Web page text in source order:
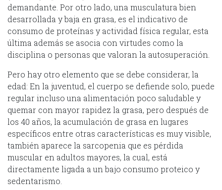
demandante. Por otro lado, una musculatura bien
desarrollada y baja en grasa, es el indicativo de
consumo de proteínas y actividad física regular, esta
última además se asocia con virtudes como la
disciplina o personas que valoran la autosuperación.
Pero hay otro elemento que se debe considerar, la
edad: En la juventud, el cuerpo se defiende solo, puede
regular incluso una alimentación poco saludable y
quemar con mayor rapidez la grasa, pero después de
los 40 años, la acumulación de grasa en lugares
específicos entre otras características es muy visible,
también aparece la sarcopenia que es pérdida
muscular en adultos mayores, la cual, está
directamente ligada a un bajo consumo proteico y
sedentarismo.